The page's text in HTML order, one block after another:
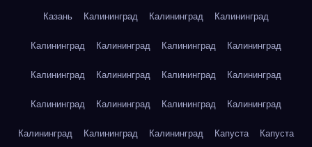
Казань Калининград Калининград Калининград
Калининград Калининград Калининград Калининград
Калининград Калининград Калининград Калининград
Калининград Калининград Калининград Калининград
Калининград Калининград Калининград Капуста Капуста